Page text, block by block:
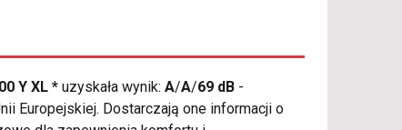
Y XL * uzyskała wynik: A/A/69 dB -
Europejskiej. Dostarczają one informacji o